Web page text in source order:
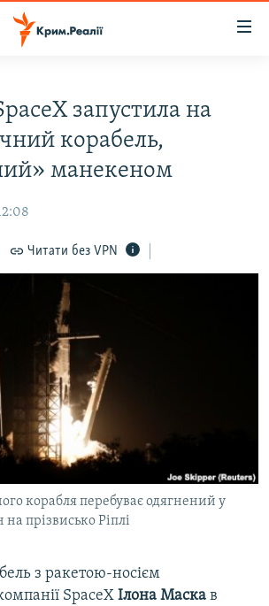
запустила на
корабель,
манекеном
Читати без VPN
корабля перебуває одягнений у
прізвисько Ріплі
з ракетою-носієм
SpaceX Ілона Маска в